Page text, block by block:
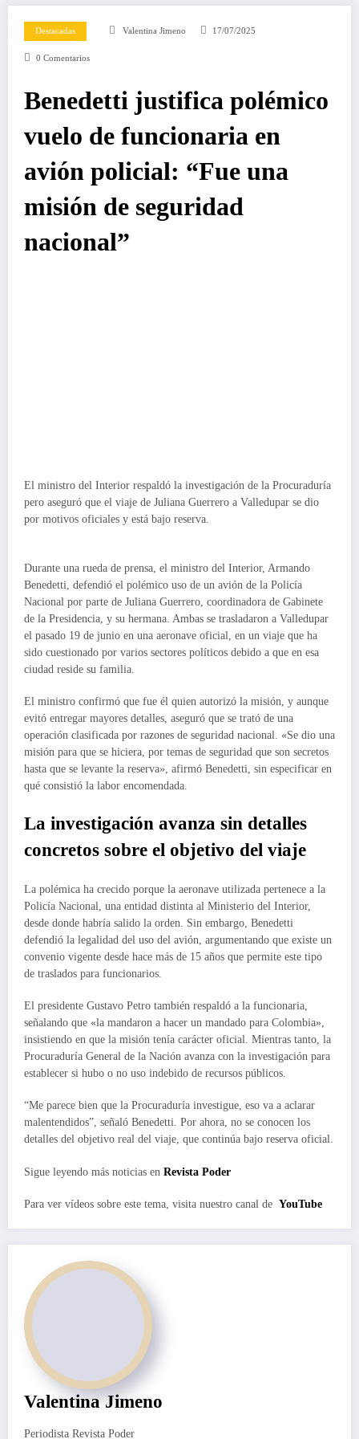
Destacadas Valentina Jimeno 17/07/2025
0 Comentarios
Benedetti justifica polémico
vuelo de funcionaria en
avión policial: “Fue una
misión de seguridad
nacional”
El ministro del Interior respaldó la investigación de la Procuraduría
pero aseguró que el viaje de Juliana Guerrero a Valledupar se dio
por motivos oficiales y está bajo reserva.
Durante una rueda de prensa, el ministro del Interior, Armando
Benedetti, defendió el polémico uso de un avión de la Policía
Nacional por parte de Juliana Guerrero, coordinadora de Gabinete
de la Presidencia, y su hermana. Ambas se trasladaron a Valledupar
el pasado 19 de junio en una aeronave oficial, en un viaje que ha
sido cuestionado por varios sectores políticos debido a que en esa
ciudad reside su familia.
El ministro confirmó que fue él quien autorizó la misión, y aunque
evitó entregar mayores detalles, aseguró que se trató de una
operación clasificada por razones de seguridad nacional. «Se dio una
misión para que se hiciera, por temas de seguridad que son secretos
hasta que se levante la reserva», afirmó Benedetti, sin especificar en
qué consistió la labor encomendada.
La investigación avanza sin detalles
concretos sobre el objetivo del viaje
La polémica ha crecido porque la aeronave utilizada pertenece a la
Policía Nacional, una entidad distinta al Ministerio del Interior,
desde donde habría salido la orden. Sin embargo, Benedetti
defendió la legalidad del uso del avión, argumentando que existe un
convenio vigente desde hace más de 15 años que permite este tipo
de traslados para funcionarios.
El presidente Gustavo Petro también respaldó a la funcionaria,
señalando que «la mandaron a hacer un mandado para Colombia»,
insistiendo en que la misión tenía carácter oficial. Mientras tanto, la
Procuraduría General de la Nación avanza con la investigación para
establecer si hubo o no uso indebido de recursos públicos.
“Me parece bien que la Procuraduría investigue, eso va a aclarar
malentendidos”, señaló Benedetti. Por ahora, no se conocen los
detalles del objetivo real del viaje, que continúa bajo reserva oficial.
Sigue leyendo más noticias en Revista Poder
Para ver vídeos sobre este tema, visita nuestro canal de YouTube
Valentina Jimeno
Periodista Revista Poder